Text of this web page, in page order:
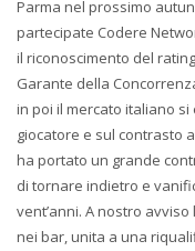
Parma nel prossimo
partecipate Codere
il riconoscimento del
Garante della
in poi il mercato italiano
giocatore e sul contrasto
ha portato un grande
di tornare indietro e
vent’anni. A nostro
nei bar, unita a una